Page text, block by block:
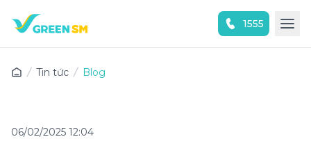
1555
Tin tức Blog
06/02/2025 12:04